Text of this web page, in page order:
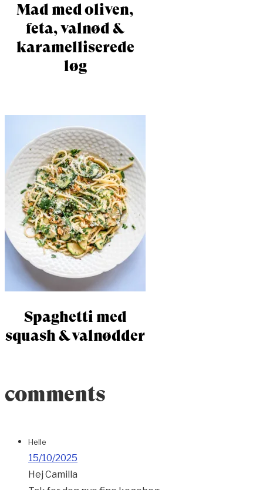
Mad med oliven,
feta, valnød &
karamelliserede
løg
Spaghetti med
squash & valnødder
comments
Helle
15/10/2025
Hej Camilla